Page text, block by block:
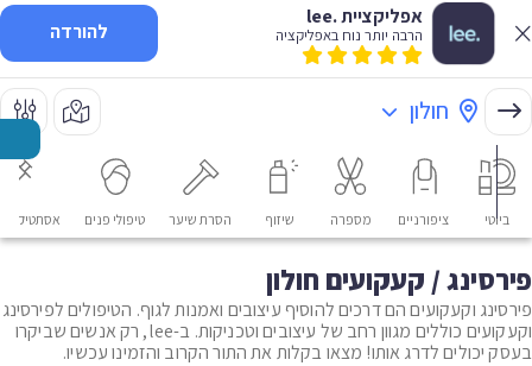
אפליקציית .lee
הרבה יותר נוח באפליקציה להורדה
חולון
ביוטי ציפורניים מספרה שיזוף הסרת שיער טיפולי פנים אסתטיקה
פירסינג / קעקועים חולון
פירסינג וקעקועים הם דרכים להוסיף עיצובים ואמנות לגוף. הטיפולים לפירסינג
וקעקועים כוללים מגוון רחב של עיצובים וטכניקות. ב-lee, רק אנשים שביקרו
בעסק יכולים לדרג אותו! מצאו בקלות את התור הקרוב והזמינו עכשיו.